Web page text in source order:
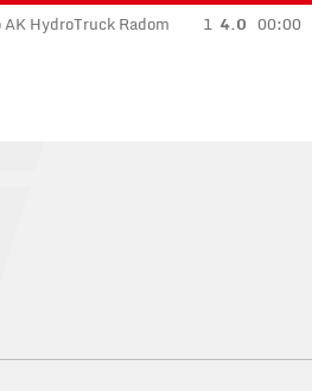
AK HydroTruck Radom 1 4.0 00:00